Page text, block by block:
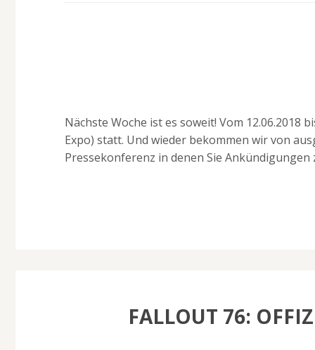
Nächste Woche ist es soweit! Vom 12.06.2018
Expo) statt. Und wieder bekommen wir von
Pressekonferenz in denen Sie
FALLOUT 76: